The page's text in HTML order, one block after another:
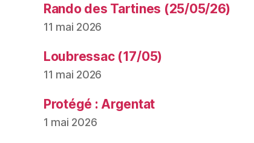
Rando des Tartines (25/05/26)
11 mai 2026
Loubressac (17/05)
11 mai 2026
Protégé : Argentat
1 mai 2026